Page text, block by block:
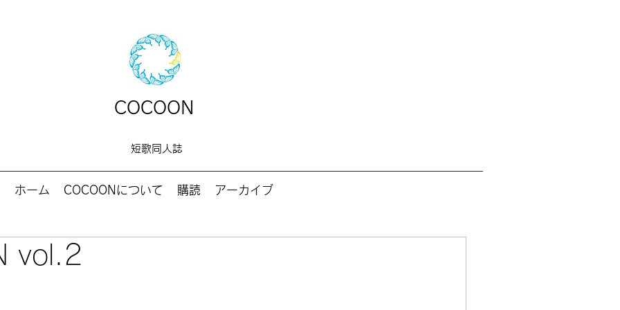
COCOON
短歌同人誌
ホーム COCOONについて 購読 アーカイブ
vol.2